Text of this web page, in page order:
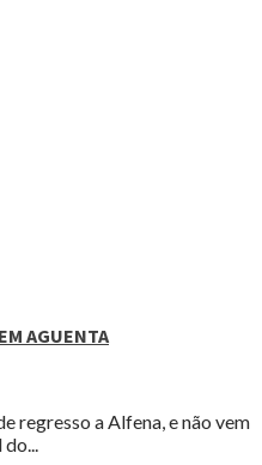
AGUENTA
regresso a Alfena, e não vem